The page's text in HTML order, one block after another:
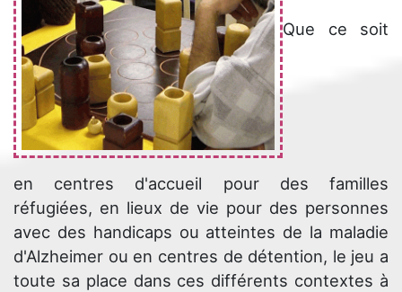
Que ce soit
en centres d'accueil pour des familles
réfugiées, en lieux de vie pour des personnes
avec des handicaps ou atteintes de la maladie
d'Alzheimer ou en centres de détention, le jeu a
toute sa place dans ces différents contextes à